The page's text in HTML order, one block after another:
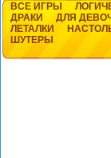
ВСЕ ИГРЫ
ДРАКИ
ДЛЯ
ЛЕТАЛКИ
ШУТЕРЫ